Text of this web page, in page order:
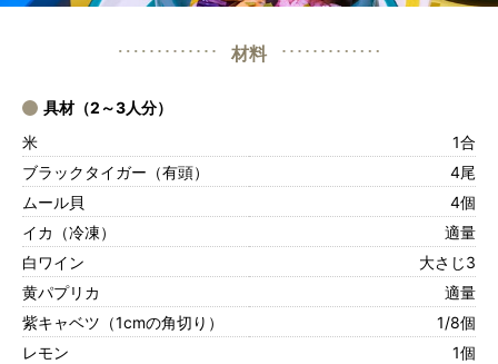
材料
具材（2～3人分）
米
1合
ブラックタイガー（有頭）
4尾
ムール貝
4個
イカ（冷凍）
適量
白ワイン
大さじ3
黄パプリカ
適量
紫キャベツ（1cmの角切り）
1/8個
レモン
1個